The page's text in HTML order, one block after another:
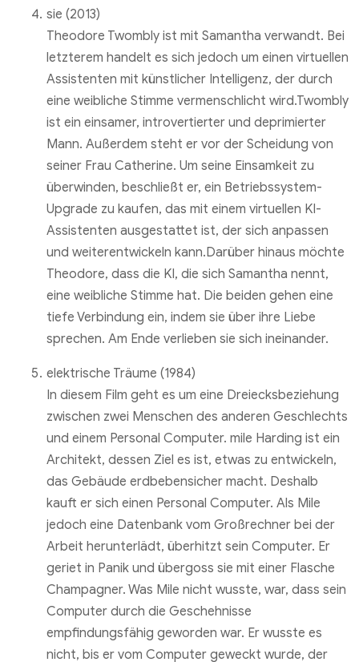
sie (2013)
Theodore Twombly ist mit Samantha verwandt. Bei
letzterem handelt es sich jedoch um einen virtuellen
Assistenten mit künstlicher Intelligenz, der durch
eine weibliche Stimme vermenschlicht wird.Twombly
ist ein einsamer, introvertierter und deprimierter
Mann. Außerdem steht er vor der Scheidung von
seiner Frau Catherine. Um seine Einsamkeit zu
überwinden, beschließt er, ein Betriebssystem-
Upgrade zu kaufen, das mit einem virtuellen KI-
Assistenten ausgestattet ist, der sich anpassen
und weiterentwickeln kann.Darüber hinaus möchte
Theodore, dass die KI, die sich Samantha nennt,
eine weibliche Stimme hat. Die beiden gehen eine
tiefe Verbindung ein, indem sie über ihre Liebe
sprechen. Am Ende verlieben sie sich ineinander.
elektrische Träume (1984)
In diesem Film geht es um eine Dreiecksbeziehung
zwischen zwei Menschen des anderen Geschlechts
und einem Personal Computer. mile Harding ist ein
Architekt, dessen Ziel es ist, etwas zu entwickeln,
das Gebäude erdbebensicher macht. Deshalb
kauft er sich einen Personal Computer. Als Mile
jedoch eine Datenbank vom Großrechner bei der
Arbeit herunterlädt, überhitzt sein Computer. Er
geriet in Panik und übergoss sie mit einer Flasche
Champagner. Was Mile nicht wusste, war, dass sein
Computer durch die Geschehnisse
empfindungsfähig geworden war. Er wusste es
nicht, bis er vom Computer geweckt wurde, der